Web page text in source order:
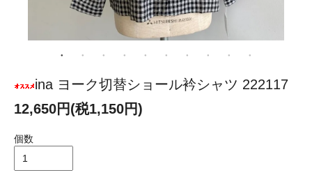
ina ヨーク切替ショール衿シャツ 222117
12,650円(税1,150円)
個数